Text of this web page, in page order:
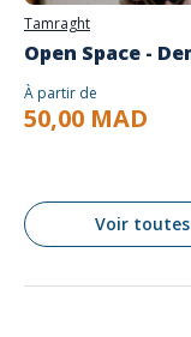
Tamraght
Open Space -
À partir de
50,00 MAD
Voir